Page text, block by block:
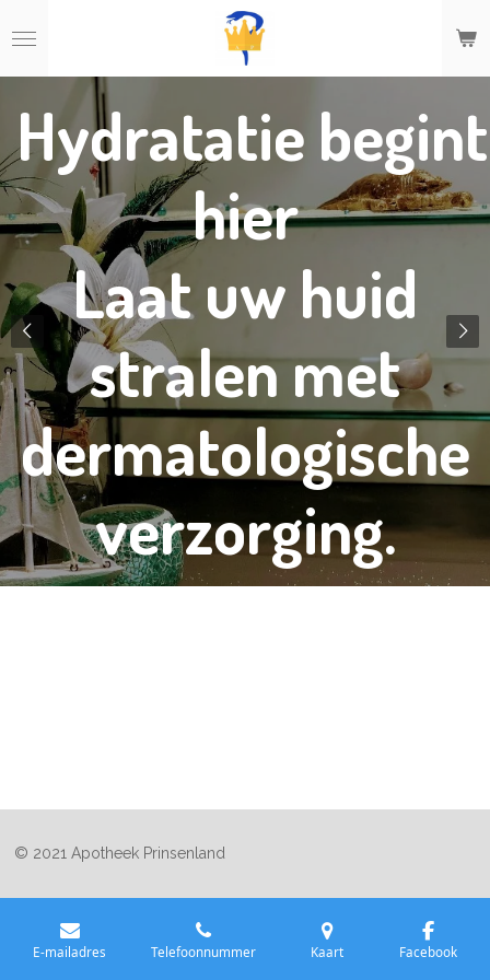
direct
hoofdinhoud
Hydratatie begint
hier
Laat uw huid
stralen met
dermatologische
verzorging.
© 2021 Apotheek Prinsenland
E-mailadres Telefoonnummer Kaart Facebook